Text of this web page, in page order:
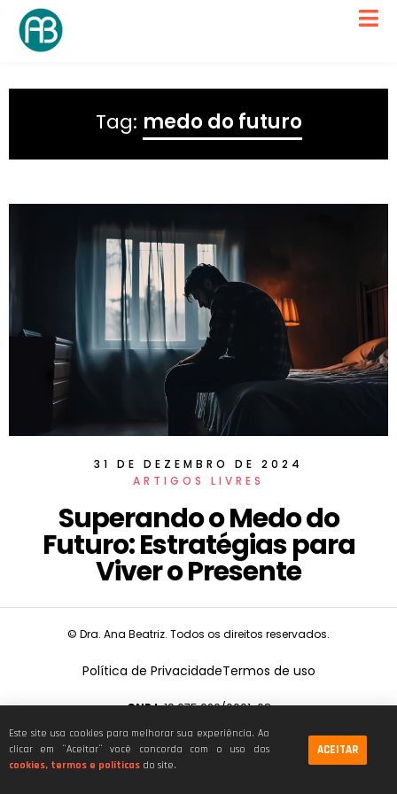
Tag: medo do futuro
31 DE DEZEMBRO DE 2024
ARTIGOS LIVRES
Superando o Medo do
Futuro: Estratégias para
Viver o Presente
© Dra. Ana Beatriz. Todos os direitos reservados.
Política de PrivacidadeTermos de uso
CNPJ:19.675.026/0001-68
Este site usa cookies para melhorar sua experiência. Ao
clicar em ¨Aceitar¨ você concorda com o uso dos
cookies, termos e políticas do site.
ACEITAR